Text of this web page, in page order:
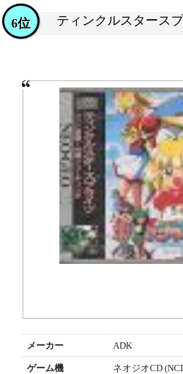
ティンクルスタース
6位
メーカー ADK
ゲーム機 ネオジオCD